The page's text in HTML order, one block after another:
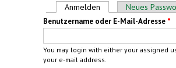
Haupt-Reiter
Anmelden (aktiver Reiter)
Neues
Benutzername oder E-Mail-Adresse *
You may login with either your assigned
your e-mail address.